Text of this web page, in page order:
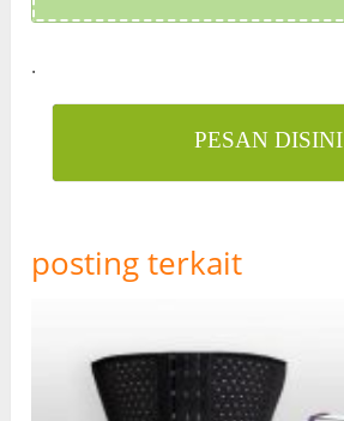
.
PESAN DISINI
posting terkait